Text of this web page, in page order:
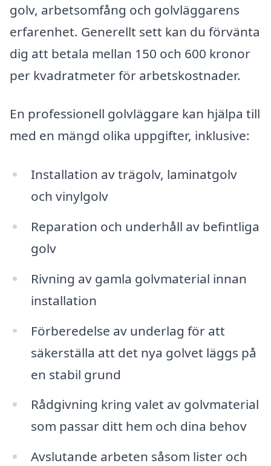
golv, arbetsomfång och golvläggarens
erfarenhet. Generellt sett kan du förvänta
dig att betala mellan 150 och 600 kronor
per kvadratmeter för arbetskostnader.
En professionell golvläggare kan hjälpa till
med en mängd olika uppgifter, inklusive:
Installation av trägolv, laminatgolv
och vinylgolv
Reparation och underhåll av befintliga
golv
Rivning av gamla golvmaterial innan
installation
Förberedelse av underlag för att
säkerställa att det nya golvet läggs på
en stabil grund
Rådgivning kring valet av golvmaterial
som passar ditt hem och dina behov
Avslutande arbeten såsom lister och